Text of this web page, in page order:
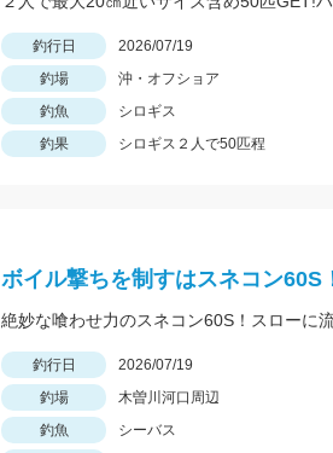
釣行日 2026/07/19
釣場
沖・オフショア
釣魚
シロギス
釣果
シロギス２人で50匹程
ボイル撃ちを制すはスネコン60S
釣行日 2026/07/19
釣場
木曽川河口周辺
釣魚
シーバス